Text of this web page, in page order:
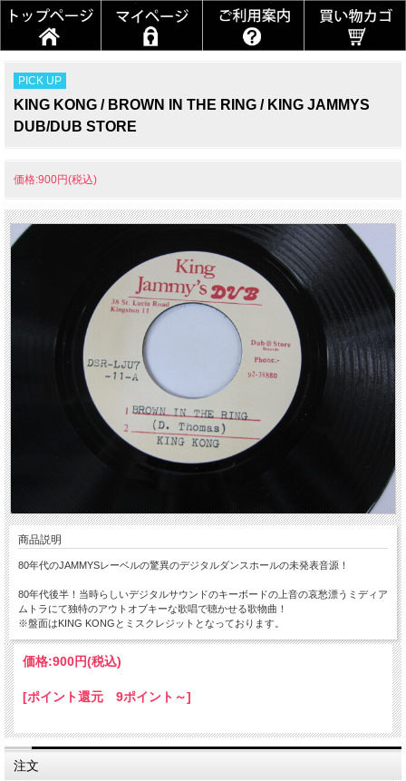
PICK UP
KING KONG / BROWN IN THE RING / KING JAMMYS
DUB/DUB STORE
価格:900円(税込)
商品説明
80年代のJAMMYSレーベルの驚異のデジタルダンスホールの未発表音源！
80年代後半！当時らしいデジタルサウンドのキーボードの上音の哀愁漂うミディア
ムトラにて独特のアウトオブキーな歌唱で聴かせる歌物曲！
※盤面はKING KONGとミスクレジットとなっております。
価格:900円(税込)
[ポイント還元 9ポイント～]
注文